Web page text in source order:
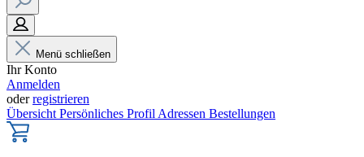
Menü schließen
Ihr Konto
Anmelden
oderregistrieren
Übersicht Persönliches Profil Adressen Bestellungen